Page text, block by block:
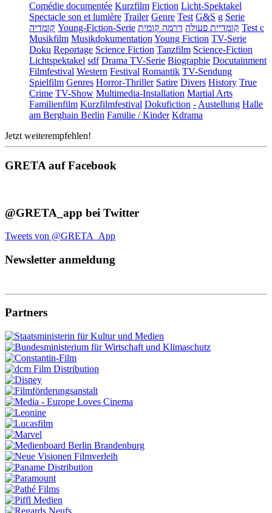
Comédie documentée Kurzfilm Fiction Licht-Spektakel
Spectacle son et lumière Trailer Genre Test G&S g Serie
קומדיה Young-Fiction-Serie קומדיית פעולה דרמה קומית
Test c
Musikfilm MusikdokumentationYoung Fiction TV-Serie
Doku Reportage Science Fiction Tanzfilm Science-Fiction
Lichtspektakel sdf Drama TV-Serie Biographie Docutainment
Filmfestival Western Festival Romantik TV-Sendung
Spielfilm Genres Horror-Thriller Satire Divers History True
Crime TV-Show Multimedia-Installation Martial Arts
Familienfilm Kurzfilmfestival Dokufiction -Austellung Halle
am Berghain Berlin Familie / Kinder Kdrama
Jetzt weiterempfehlen!
GRETA auf Facebook
@GRETA_app bei Twitter
Tweets von @GRETA_App
Newsletter anmeldung
Partners